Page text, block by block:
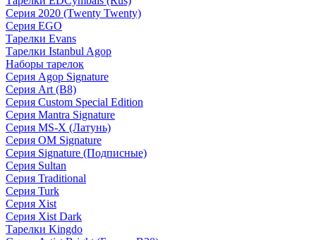
Серия 2020 (Twenty Twenty)
Серия EGO
Тарелки Evans
Тарелки Istanbul Agop
Наборы тарелок
Серия Agop Signature
Серия Art (B8)
Серия Custom Special Edition
Серия Mantra Signature
Серия MS-X (Латунь)
Серия OM Signature
Серия Signature (Подписные)
Серия Sultan
Серия Traditional
Серия Turk
Серия Xist
Серия Xist Dark
Тарелки Kingdo